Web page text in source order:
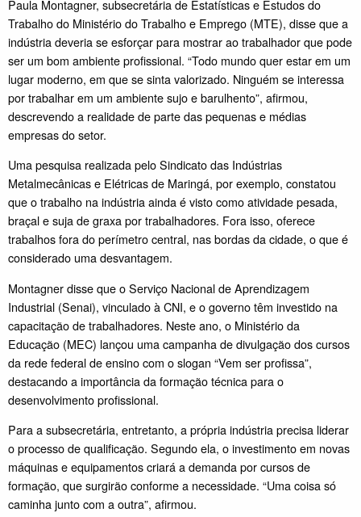
Paula Montagner, subsecretária de Estatísticas e Estudos do
Trabalho do Ministério do Trabalho e Emprego (MTE), disse que a
indústria deveria se esforçar para mostrar ao trabalhador que pode
ser um bom ambiente profissional. “Todo mundo quer estar em um
lugar moderno, em que se sinta valorizado. Ninguém se interessa
por trabalhar em um ambiente sujo e barulhento”, afirmou,
descrevendo a realidade de parte das pequenas e médias
empresas do setor.
Uma pesquisa realizada pelo Sindicato das Indústrias
Metalmecânicas e Elétricas de Maringá, por exemplo, constatou
que o trabalho na indústria ainda é visto como atividade pesada,
braçal e suja de graxa por trabalhadores. Fora isso, oferece
trabalhos fora do perímetro central, nas bordas da cidade, o que é
considerado uma desvantagem.
Montagner disse que o Serviço Nacional de Aprendizagem
Industrial (Senai), vinculado à CNI, e o governo têm investido na
capacitação de trabalhadores. Neste ano, o Ministério da
Educação (MEC) lançou uma campanha de divulgação dos cursos
da rede federal de ensino com o slogan “Vem ser profissa”,
destacando a importância da formação técnica para o
desenvolvimento profissional.
Para a subsecretária, entretanto, a própria indústria precisa liderar
o processo de qualificação. Segundo ela, o investimento em novas
máquinas e equipamentos criará a demanda por cursos de
formação, que surgirão conforme a necessidade. “Uma coisa só
caminha junto com a outra”, afirmou.